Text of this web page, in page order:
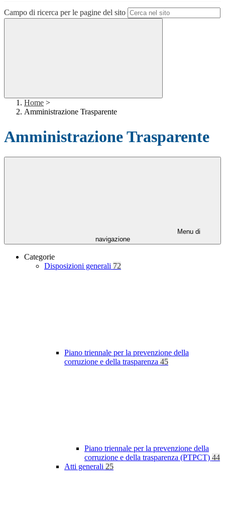
Campo di ricerca per le pagine del sito
Home >
Amministrazione Trasparente
Amministrazione Trasparente
Menu di
navigazione
Categorie
Disposizioni generali 72
Piano triennale per la prevenzione della
corruzione e della trasparenza 45
Piano triennale per la prevenzione della
corruzione e della trasparenza (PTPCT) 44
Atti generali 25